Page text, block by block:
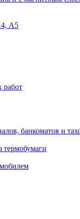
А5
работ
банкоматов и
термобумаги